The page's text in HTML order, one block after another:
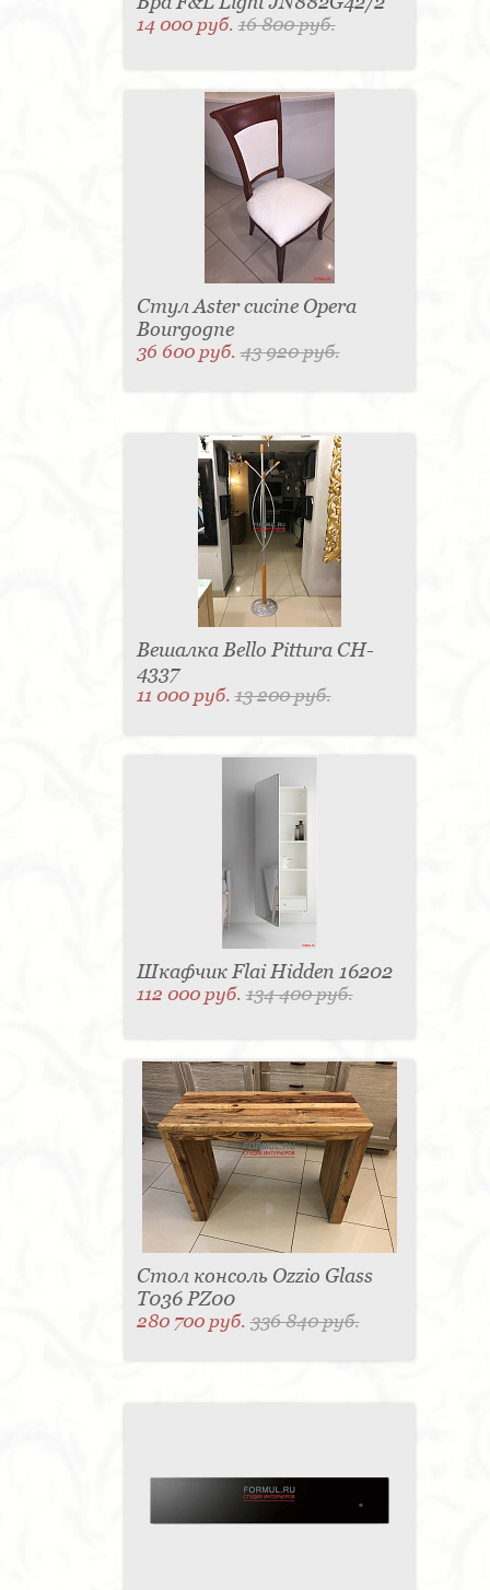
14 000 руб.16 800 руб.
Стул Aster cucine Opera
Bourgogne
36 600 руб.43 920 руб.
Вешалка Bello Pittura CH-
4337
11 000 руб.13 200 руб.
Шкафчик Flai Hidden 16202
112 000 руб.134 400 руб.
Стол консоль Ozzio Glass
T036 PZ00
280 700 руб.336 840 руб.